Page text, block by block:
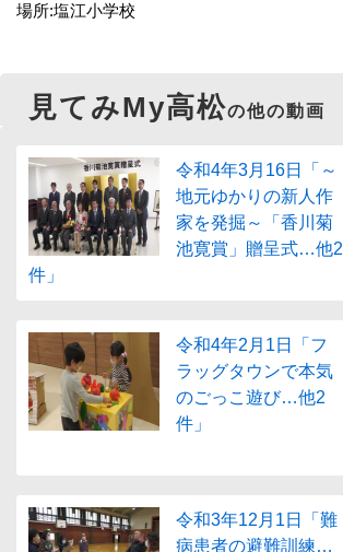
場所:塩江小学校
見てみMy高松の他の動画
令和4年3月16日「～
地元ゆかりの新人作
家を発掘～「香川菊
池寛賞」贈呈式…他2
件」
令和4年2月1日「フ
ラッグタウンで本気
のごっこ遊び…他2
件」
令和3年12月1日「難
病患者の避難訓練…